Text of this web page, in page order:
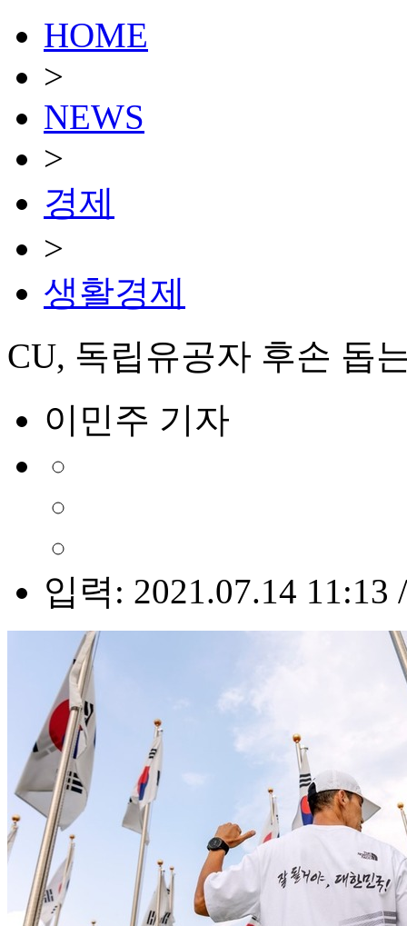
HOME
>
NEWS
>
경제
>
생활경제
CU, 독립유공자 후손 돕
이민주 기자
입력: 2021.07.14 11:13